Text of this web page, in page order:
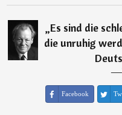
„Es sind die
die unruhig
―
Facebook